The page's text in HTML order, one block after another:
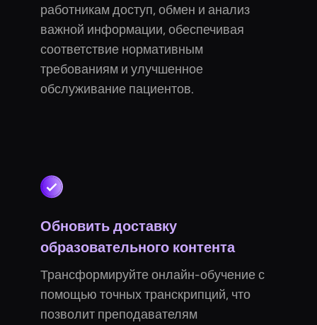
работникам доступ, обмен и анализ
важной информации, обеспечивая
соответствие нормативным
требованиям и улучшенное
обслуживание пациентов.
Обновить доставку
образовательного контента
Трансформируйте онлайн-обучение с
помощью точных транскрипций, что
позволит преподавателям